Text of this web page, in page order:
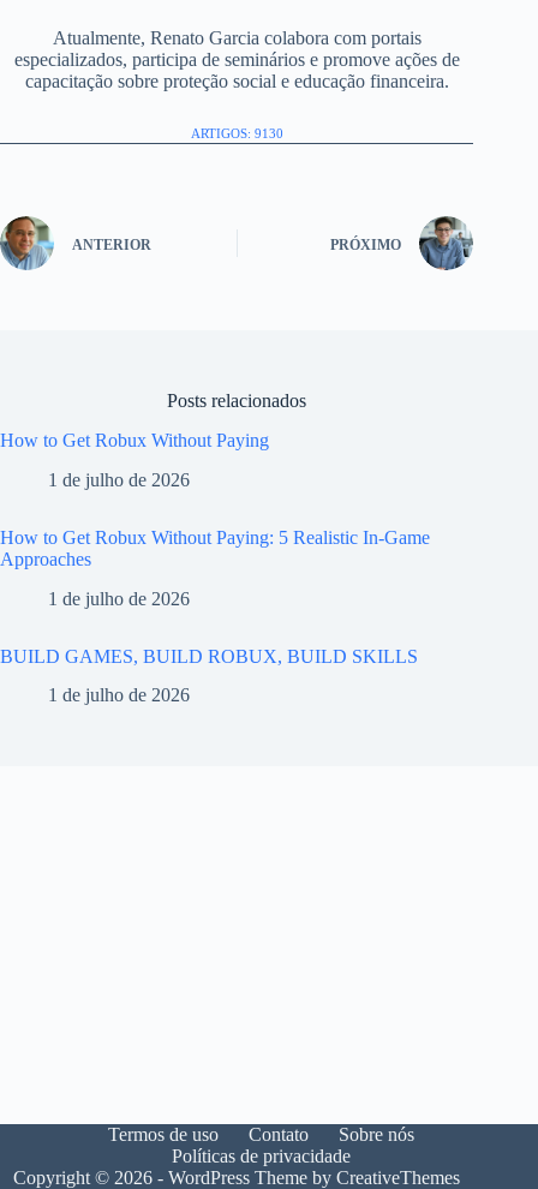
Atualmente, Renato Garcia colabora com portais
especializados, participa de seminários e promove ações de
capacitação sobre proteção social e educação financeira.
ARTIGOS: 9130
ANTERIOR PRÓXIMO
Posts relacionados
How to Get Robux Without Paying
1 de julho de 2026
How to Get Robux Without Paying: 5 Realistic In-Game
Approaches
1 de julho de 2026
BUILD GAMES, BUILD ROBUX, BUILD SKILLS
1 de julho de 2026
Termos de uso Contato
Sobre nós
Políticas de privacidade
Copyright © 2026 - WordPress Theme byCreativeThemes